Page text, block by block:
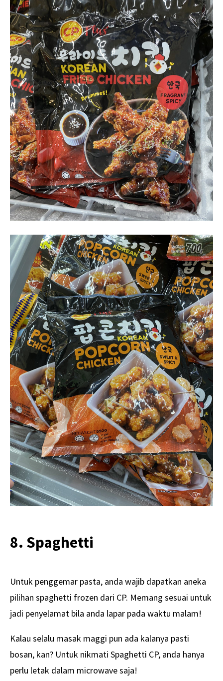
8. Spaghetti
Untuk penggemar pasta, anda wajib dapatkan aneka
pilihan spaghetti frozen dari CP. Memang sesuai untuk
jadi penyelamat bila anda lapar pada waktu malam!
Kalau selalu masak maggi pun ada kalanya pasti
bosan, kan? Untuk nikmati Spaghetti CP, anda hanya
perlu letak dalam microwave saja!